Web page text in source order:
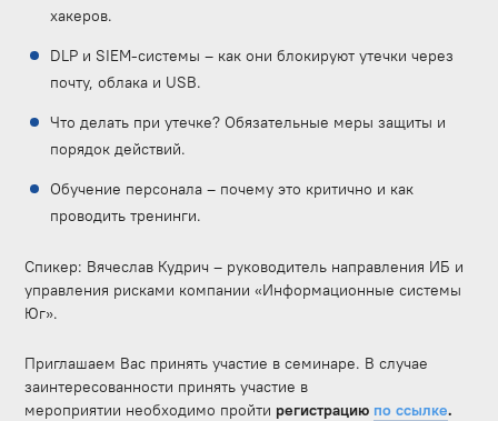
хакеров.
DLP и SIEM-системы – как они блокируют утечки через
почту, облака и USB.
Что делать при утечке? Обязательные меры защиты и
порядок действий.
Обучение персонала – почему это критично и как
проводить тренинги.
Спикер: Вячеслав Кудрич – руководитель направления ИБ и
управления рисками компании «Информационные системы
Юг».
Приглашаем Вас принять участие в семинаре. В случае
заинтересованности принять участие в
мероприятии необходимо пройти регистрацию по ссылке.